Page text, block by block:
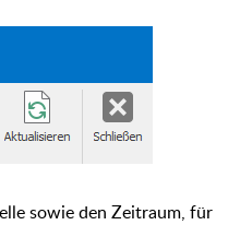
sowie den Zeitraum, für